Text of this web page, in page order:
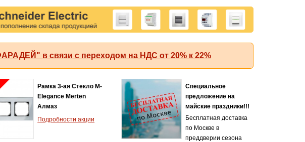
в связи с переходом на НДС от 20% к 22%
Рамка 3-ая Стекло M-
Elegance Merten
Алмаз
Подробности акции
Специальное
предложение на
майские праздники!!!
Бесплатная доставка
по Москве в
преддверии сезона